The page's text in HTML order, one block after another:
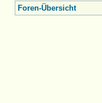
Foren-Übersicht